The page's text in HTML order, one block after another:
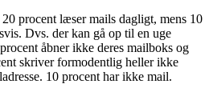
procent læser mails dagligt, mens 10
Dvs. der kan gå op til en uge
åbner ikke deres mailboks og
skriver formodentlig heller ikke
10 procent har ikke mail.